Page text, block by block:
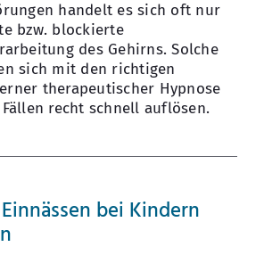
handelt es sich oft nur
bzw. blockierte
des Gehirns. Solche
sich mit den richtigen
therapeutischer Hypnose
recht schnell auflösen.
bei Kindern